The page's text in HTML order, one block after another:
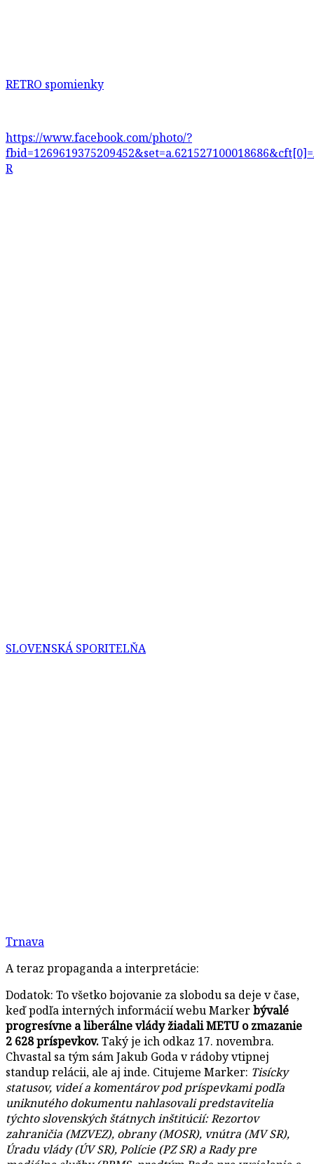
RETRO spomienky
https://www.facebook.com/photo/?
R
SLOVENSKÁ SPORITELŇA
Trnava
A teraz propaganda a interpretácie:
Dodatok: To všetko bojovanie za slobodu sa deje v čase,
keď podľa interných informácií webu Markerbývalé
progresívne a liberálne vlády žiadali METU o zmazanie
2 628 príspevkov.Taký je ich odkaz 17. novembra.
Chvastal sa tým sám Jakub Goda v rádoby vtipnej
standup relácii, ale aj inde. Citujeme Marker: Tisícky
statusov, videí a komentárov pod príspevkami podľa
uniknutého dokumentu nahlasovali predstavitelia
týchto slovenských štátnych inštitúcií: Rezortov
zahraničia (MZVEZ), obrany (MOSR), vnútra (MV SR),
Úradu vlády (ÚV SR), Polície (PZ SR) a Rady pre